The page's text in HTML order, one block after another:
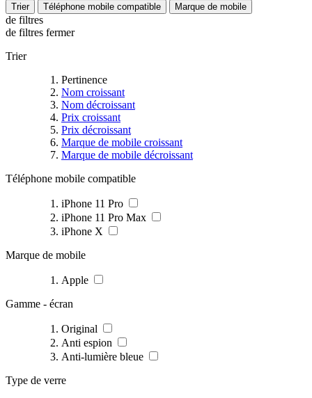
Trier Téléphone mobile compatible Marque de mobile
de filtres
de filtres fermer
Trier
Pertinence
Nom croissant
Nom décroissant
Prix croissant
Prix décroissant
Marque de mobile croissant
Marque de mobile décroissant
Téléphone mobile compatible
iPhone 11 Pro
iPhone 11 Pro Max
iPhone X
Marque de mobile
Apple
Gamme - écran
Original
Anti espion
Anti-lumière bleue
Type de verre